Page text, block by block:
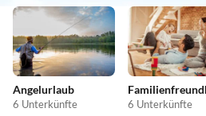
Angelurlaub
6 Unterkünfte 6 Unterkünfte